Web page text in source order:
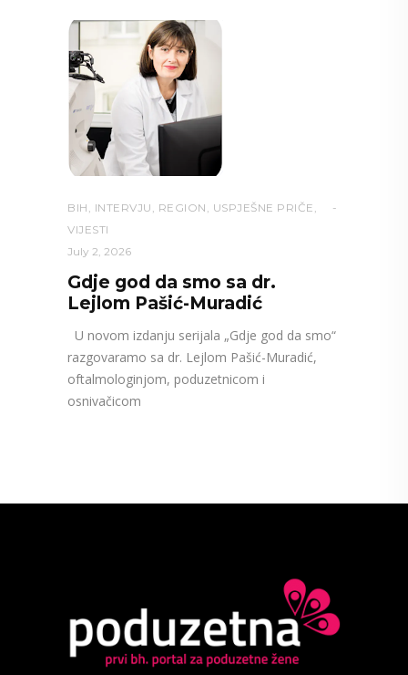
BIH , INTERVJU , REGION , USPJEŠNE PRIČE ,
VIJESTI
July 2, 2026
Gdje god da smo sa dr.
Lejlom Pašić-Muradić
U novom izdanju serijala „Gdje god da smo“
razgovaramo sa dr. Lejlom Pašić-Muradić,
oftalmologinjom, poduzetnicom i
osnivačicom